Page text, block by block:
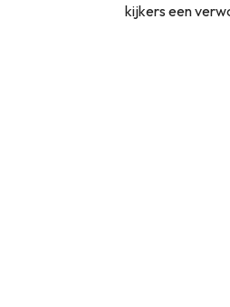
kijkers een